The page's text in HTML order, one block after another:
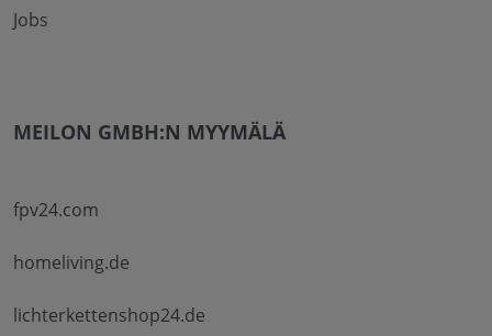
Jobs
MEILON GMBH:N MYYMÄLÄ
fpv24.com
homeliving.de
lichterkettenshop24.de